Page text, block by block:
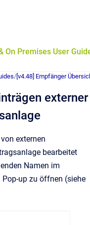
On Premises User
/ [v4.48] Empfänger
externer
externen
bearbeitet
Namen im
up zu öffnen (siehe